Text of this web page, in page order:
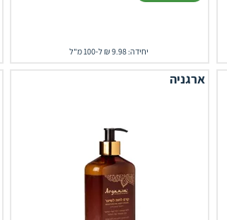
יחידה: 9.98 ₪ ל-100 מ"ל
ארגניה